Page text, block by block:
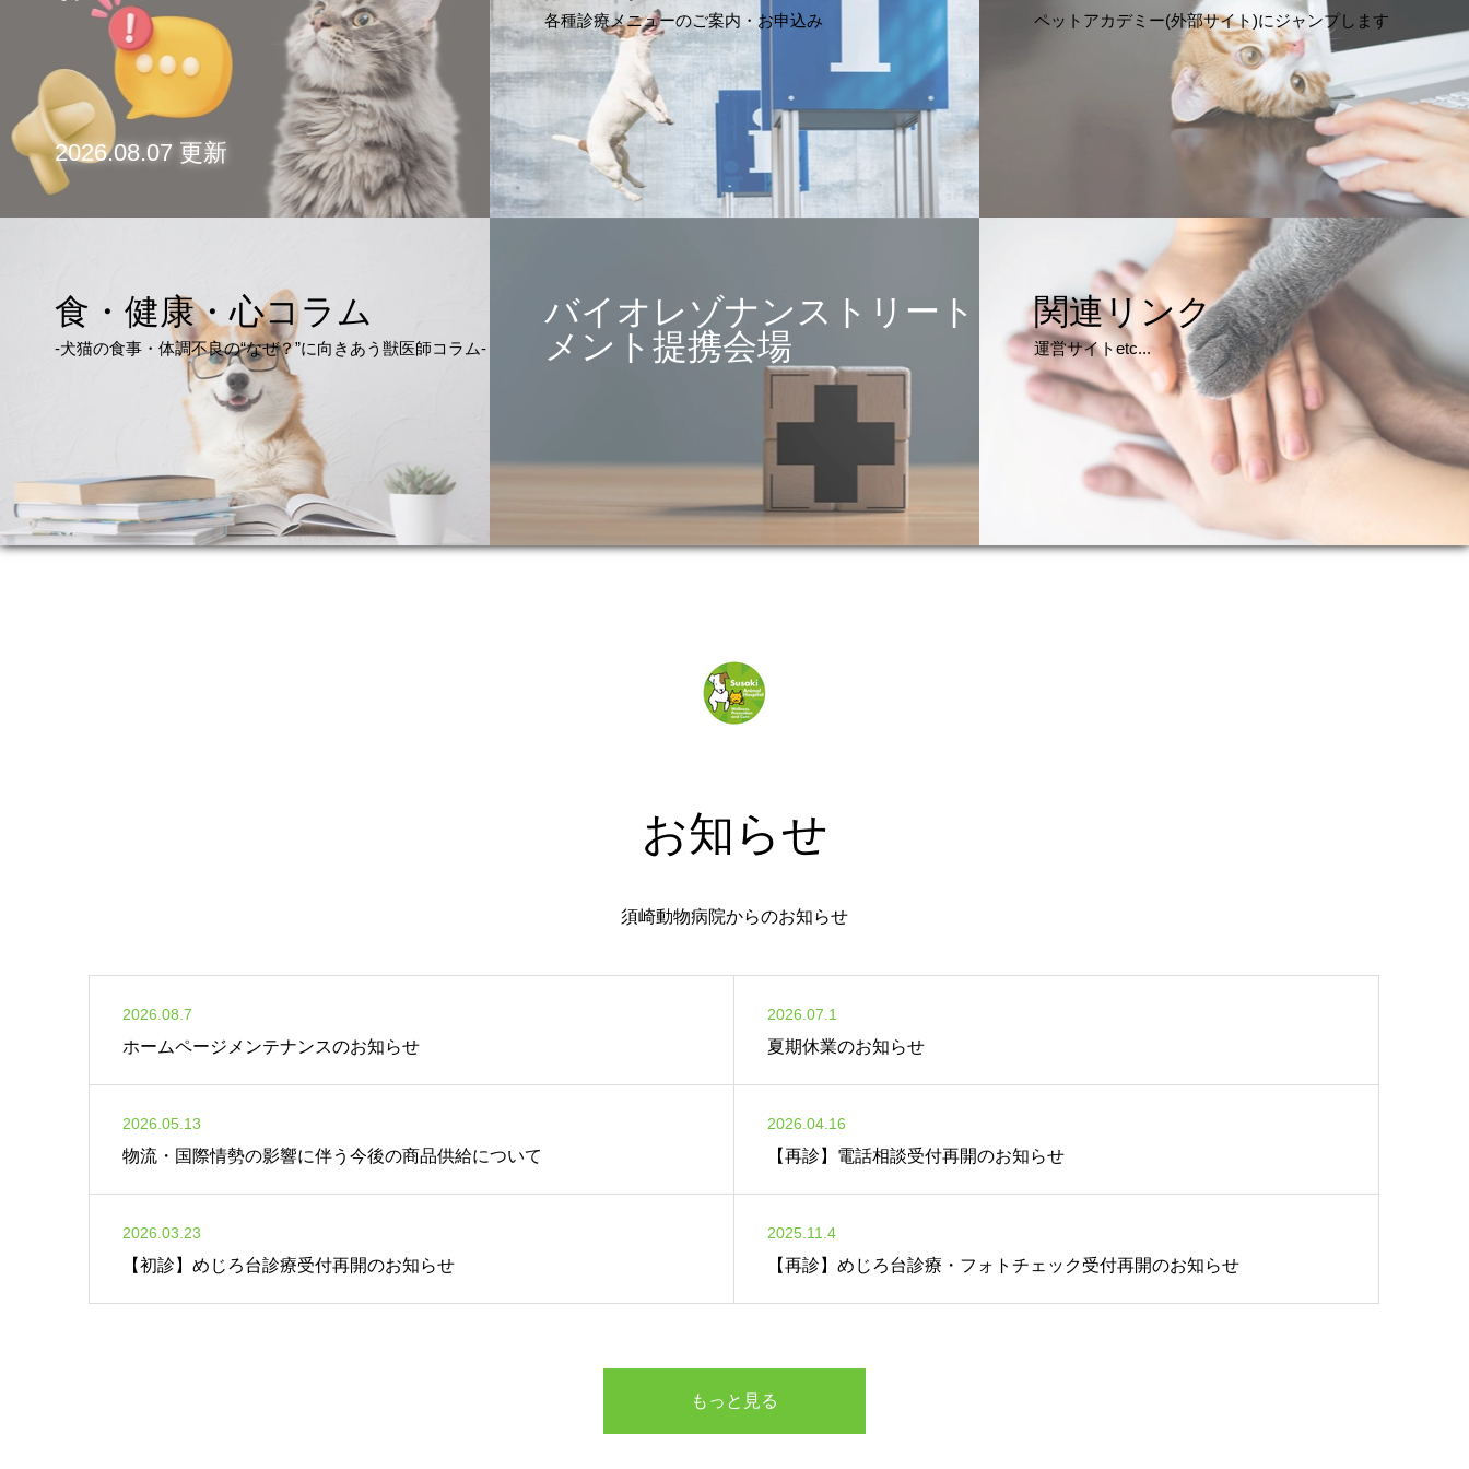
2026.08.07 更新
各種診療メニューのご案内・お申込み ペットアカデミー(外部サイト)にジャンプします
食・健康・心コラム
-犬猫の食事・体調不良の“なぜ？”に向きあう獣医師コラム-
バイオレゾナンストリート
メント提携会場
関連リンク
運営サイトetc...
お知らせ
須崎動物病院からのお知らせ
2026.08.7
ホームページメンテナンスのお知らせ
2026.07.1
夏期休業のお知らせ
2026.05.13
物流・国際情勢の影響に伴う今後の商品供給について
2026.04.16
【再診】電話相談受付再開のお知らせ
2026.03.23
【初診】めじろ台診療受付再開のお知らせ
2025.11.4
【再診】めじろ台診療・フォトチェック受付再開のお知らせ
もっと見る